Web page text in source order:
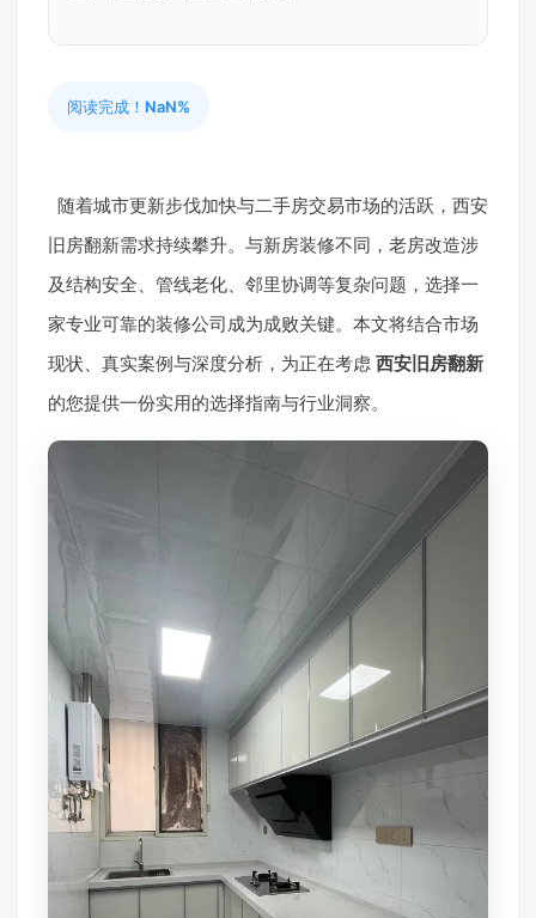
阅读完成！ NaN%
随着城市更新步伐加快与二手房交易市场的活跃，西安
旧房翻新需求持续攀升。与新房装修不同，老房改造涉
及结构安全、管线老化、邻里协调等复杂问题，选择一
家专业可靠的装修公司成为成败关键。本文将结合市场
现状、真实案例与深度分析，为正在考虑 西安旧房翻新
的您提供一份实用的选择指南与行业洞察。